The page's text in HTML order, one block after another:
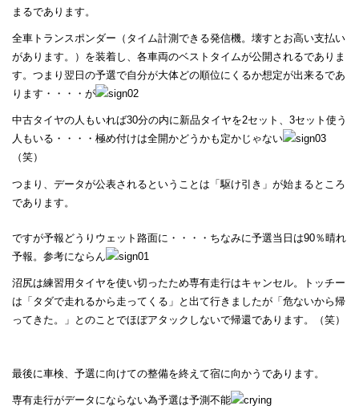
まるであります。
全車トランスポンダー（タイム計測できる発信機。壊すとお高い支払い
があります。）を装着し、各車両のベストタイムが公開されるでありま
す。つまり翌日の予選で自分が大体どの順位にくるか想定が出来るであ
ります・・・・が
中古タイヤの人もいれば30分の内に新品タイヤを2セット、3セット使う
人もいる・・・・極め付けは全開かどうかも定かじゃない
（笑）
つまり、データが公表されるということは「駆け引き」が始まるところ
であります。
ですが予報どうりウェット路面に・・・・ちなみに予選当日は90％晴れ
予報。参考にならん
沼尻は練習用タイヤを使い切ったため専有走行はキャンセル。トッチー
は「タダで走れるから走ってくる」と出て行きましたが「危ないから帰
ってきた。」とのことでほぼアタックしないで帰還であります。（笑）
最後に車検、予選に向けての整備を終えて宿に向かうであります。
専有走行がデータにならない為予選は予測不能